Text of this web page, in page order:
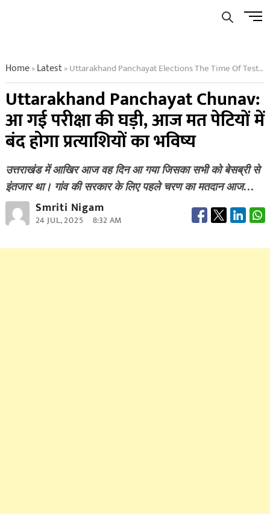
Menu
Home»Latest»Uttarakhand Panchayat Elections The Time Of Test Has Arrived Today The Future Of The Candidates Will Be Sealed In The Ballot Boxes
Uttarakhand Panchayat Chunav:
आ गई परीक्षा की घड़ी, आज मत पेटियों में
बंद होगा प्रत्याशियों का भविष्य
उत्तराखंड में आखिर आज वह दिन आ गया जिसका सभी को बेसब्री से
इंतजार था। गांव की सरकार के लिए पहले चरण का मतदान आज…
Smriti Nigam
24 JUL, 2025 8:32 AM